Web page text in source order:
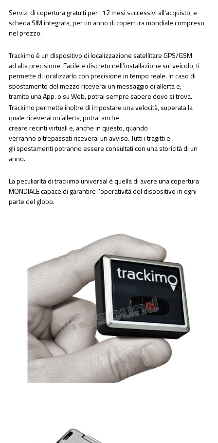
Servizi di copertura gratuiti per i 12 mesi successivi all'acquisto, e
scheda SIM integrata, per un anno di copertura mondiale compreso
nel prezzo.
Trackimo è un dispositivo di localizzazione satellitare GPS/GSM
ad alta precisione. Facile e discreto nell’installazione sul veicolo, ti
permette di localizzarlo con precisione in tempo reale. In caso di
spostamento del mezzo riceverai un messaggio di allerta e,
tramite una App. o su Web, potrai sempre sapere dove si trova.
Trackimo permette inoltre di impostare una velocità, superata la
quale riceverai un’allerta, potrai anche
creare recinti virtuali e, anche in questo, quando
verranno oltrepassati riceverai un avviso. Tutti i tragitti e
gli spostamenti potranno essere consultati con una storicità di un
anno.
La peculiarità di trackimo universal è quella di avere una copertura
MONDIALE capace di garantire l'operatività del dispositivo in ogni
parte del globo.